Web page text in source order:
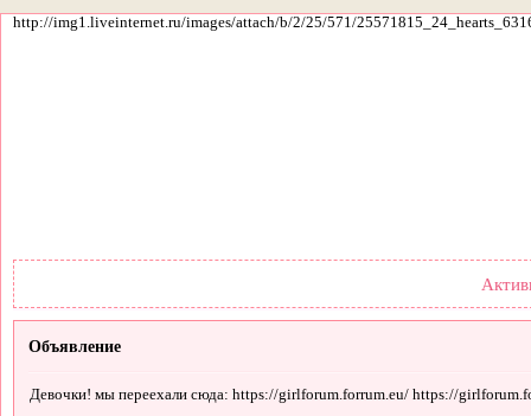
http://img1.liveinternet.ru/images/attach/b/2/25/571/
Объявление
Девочки! мы переехали сюда: https://girlforum.forrum.eu/ https://